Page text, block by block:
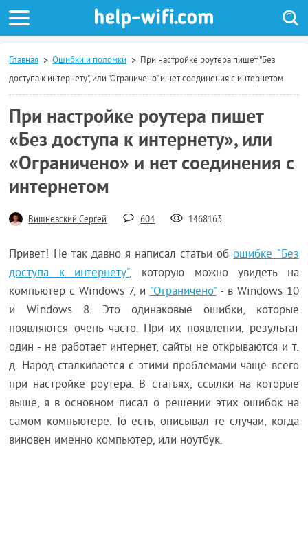
Главная Ошибки и поломки
При настройке роутера пишет "Без
доступа к интернету", или "Ограничено" и нет соединения с интернетом
При настройке роутера пишет
«Без доступа к интернету», или
«Ограничено» и нет соединения с
интернетом
Вишневский Сергей 604 1468163
Привет! Не так давно я написал статьи обошибке "Без
доступа к интернету", которую можно увидеть на
компьютер с Windows 7, и"Ограничено"- в Windows 10
и Windows 8. Это одинаковые ошибки, которые
появляются очень часто. При их появлении, результат
один - не работает интернет, сайты не открываются и т.
д. Народ сталкивается с этими проблемами чаще всего
при настройке роутера. В статьях, ссылки на которые
выше, я в основном писал о решении этих ошибок на
самом компьютере. То есть, описывал те случаи, когда
виновен именно компьютер, или ноутбук.